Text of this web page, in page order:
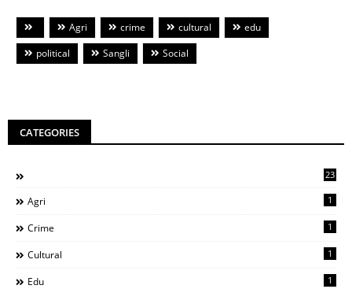
Agri crime cultural
edu
political
Sangli Social
CATEGORIES
23
Agri 1
Crime 1
Cultural 1
Edu 1